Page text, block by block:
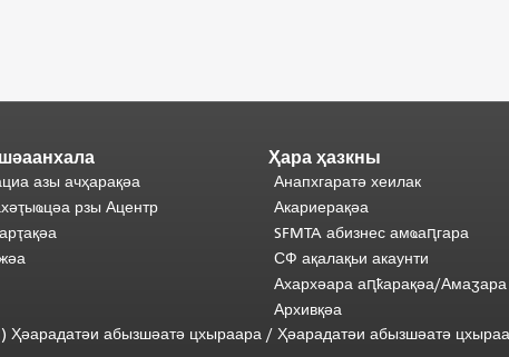
азы ачҳарақәа
рзы Ацентр
Ҳара ҳазкны
Анапхгаратә хеилак
Акариерақәа
SFMTA абизнес амҩаԥгара
СФ ақалақьи акаунти
Ахархәара аԥҟарақәа/Амаӡара
Архивқәа
Ҳәарадатәи абызшәатә цхыраара / Ҳәарадатәи абызшәатә